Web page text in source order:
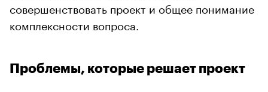
совершенствовать проект и общее понимание
комплексности вопроса.
Проблемы, которые решает проект